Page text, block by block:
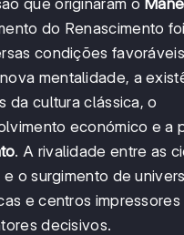
do Renascimento
condições
mentalidade, a
da cultura clássica, o
económico e a
. A rivalidade entre as
e o surgimento de
e centros impressores
decisivos.